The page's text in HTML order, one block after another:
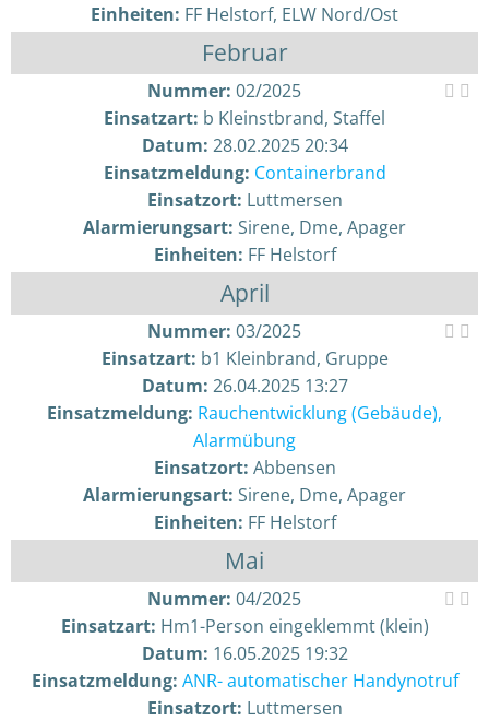
Einheiten: FF Helstorf, ELW Nord/Ost
Februar
Nummer: 02/2025
Einsatzart: b Kleinstbrand, Staffel
Datum: 28.02.2025 20:34
Einsatzmeldung: Containerbrand
Einsatzort: Luttmersen
Alarmierungsart: Sirene, Dme, Apager
Einheiten: FF Helstorf
April
Nummer: 03/2025
Einsatzart: b1 Kleinbrand, Gruppe
Datum: 26.04.2025 13:27
Einsatzmeldung: Rauchentwicklung (Gebäude),
Alarmübung
Einsatzort: Abbensen
Alarmierungsart: Sirene, Dme, Apager
Einheiten: FF Helstorf
Mai
Nummer: 04/2025
Einsatzart: Hm1-Person eingeklemmt (klein)
Datum: 16.05.2025 19:32
Einsatzmeldung: ANR- automatischer Handynotruf
Einsatzort: Luttmersen